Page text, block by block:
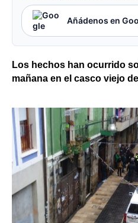
Añádenos en
Los hechos han ocurrido
mañana en el casco viejo